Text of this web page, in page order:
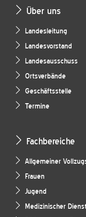
Über uns
Landesleitung
Landesvorstand
Landesausschuss
Ortsverbände
Geschäftsstelle
Termine
Fachbereiche
Allgemeiner
Frauen
Jugend
Medizinischer